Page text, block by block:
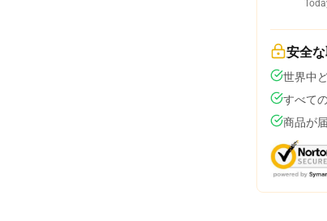
安全な
世界中
すべて
商品が